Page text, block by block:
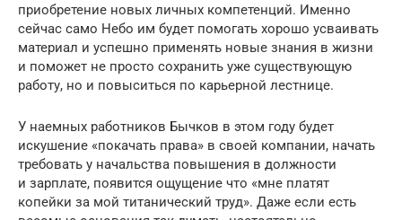
приобретение новых личных компетенций. Именно
сейчас само Небо им будет помогать хорошо усваивать
материал и успешно применять новые знания в жизни
и поможет не просто сохранить уже существующую
работу, но и повыситься по карьерной лестнице.
У наемных работников Бычков в этом году будет
искушение «покачать права» в своей компании, начать
требовать у начальства повышения в должности
и зарплате, появится ощущение что «мне платят
копейки за мой титанический труд». Даже если есть